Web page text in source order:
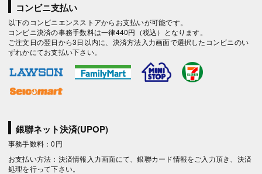
コンビニ支払い
以下のコンビニエンスストアからお支払いが可能です。
コンビニ決済の事務手数料は一律440円（税込）となります。
ご注文日の翌日から3日以内に、決済方法入力画面で選択したコンビニのい
ずれかにてお支払い下さい。
銀聯ネット決済(UPOP)
事務手数料：0円
お支払い方法：決済情報入力画面にて、銀聯カード情報をご入力頂き、決済
処理を行って下さい。